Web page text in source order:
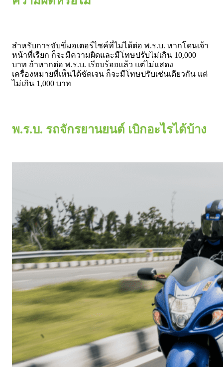
สำหรับการขับขี่มอเตอร์ไซค์ที่ไม่ได้ต่อ พ.ร.บ. หากโดนเจ้า
หน้าที่เรียก ก็จะมีความผิดและมีโทษปรับไม่เกิน 10,000
บาท ถ้าหากต่อ พ.ร.บ. เรียบร้อยแล้ว แต่ไม่แสดง
เครื่องหมายที่เห็นได้ชัดเจน ก็จะมีโทษปรับเช่นเดียวกัน แต่
ไม่เกิน 1,000 บาท
พ.ร.บ. รถจักรยานยนต์ เบิกอะไรได้บ้าง